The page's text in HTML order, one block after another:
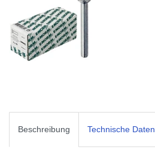
Beschreibung Technische Daten